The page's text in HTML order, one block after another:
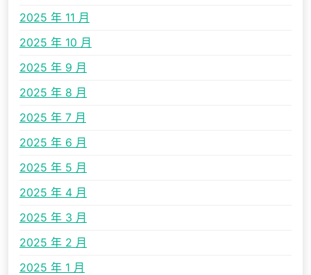
2025 年 11 月
2025 年 10 月
2025 年 9 月
2025 年 8 月
2025 年 7 月
2025 年 6 月
2025 年 5 月
2025 年 4 月
2025 年 3 月
2025 年 2 月
2025 年 1 月